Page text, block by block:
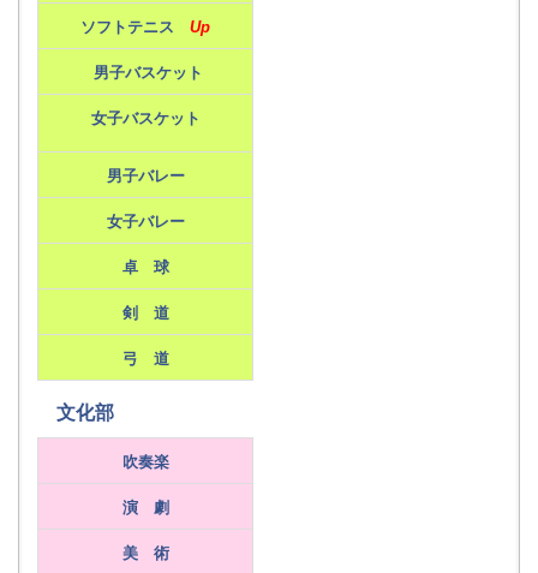
ソフトテニス Up
男子バスケット
女子バスケット
男子バレー
女子バレー
卓 球
剣 道
弓 道
文化部
吹奏楽
演 劇
美 術